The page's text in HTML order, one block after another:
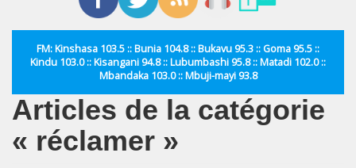
FM: Kinshasa 103.5 :: Bunia 104.8 :: Bukavu 95.3 :: Goma 95.5 ::
Kindu 103.0 :: Kisangani 94.8 :: Lubumbashi 95.8 :: Matadi 102.0 ::
Mbandaka 103.0 :: Mbuji-mayi 93.8
Articles de la catégorie
« réclamer »